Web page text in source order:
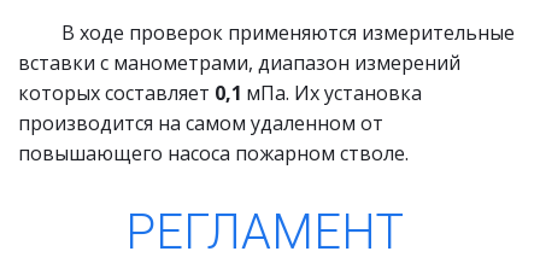
вставки с манометрами, диапазон измерений
которых составляет 0,1 мПа. Их установка
производится на самом удаленном от
повышающего насоса пожарном стволе.
РЕГЛАМЕНТ